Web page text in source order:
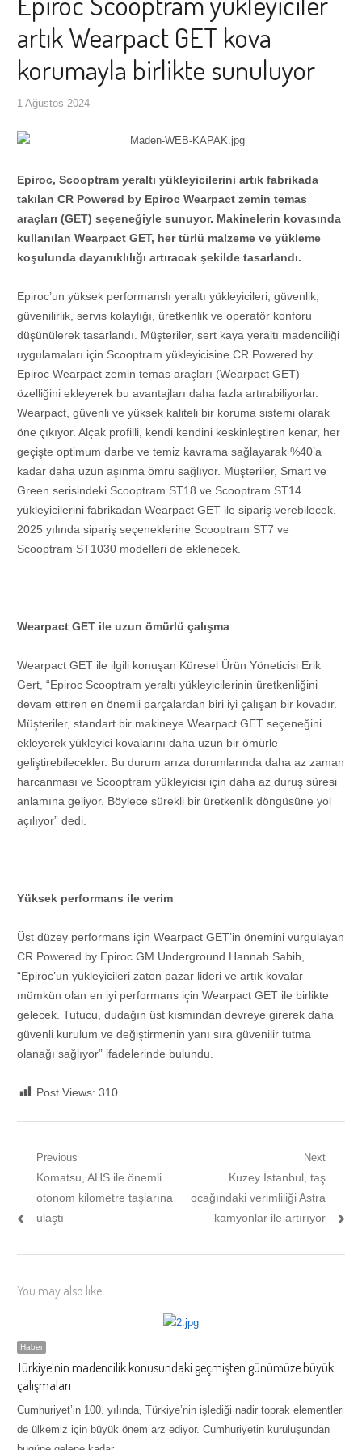
artık Wearpact GET kova
korumayla birlikte sunuluyor
1 Ağustos 2024
Epiroc, Scooptram yeraltı yükleyicilerini artık fabrikada
takılan CR Powered by Epiroc Wearpact zemin temas
araçları (GET) seçeneğiyle sunuyor. Makinelerin kovasında
kullanılan Wearpact GET, her türlü malzeme ve yükleme
koşulunda dayanıklılığı artıracak şekilde tasarlandı.
Epiroc’un yüksek performanslı yeraltı yükleyicileri, güvenlik,
güvenilirlik, servis kolaylığı, üretkenlik ve operatör konforu
düşünülerek tasarlandı. Müşteriler, sert kaya yeraltı madenciliği
uygulamaları için Scooptram yükleyicisine CR Powered by
Epiroc Wearpact zemin temas araçları (Wearpact GET)
özelliğini ekleyerek bu avantajları daha fazla artırabiliyorlar.
Wearpact, güvenli ve yüksek kaliteli bir koruma sistemi olarak
öne çıkıyor. Alçak profilli, kendi kendini keskinleştiren kenar, her
geçişte optimum darbe ve temiz kavrama sağlayarak %40’a
kadar daha uzun aşınma ömrü sağlıyor. Müşteriler, Smart ve
Green serisindeki Scooptram ST18 ve Scooptram ST14
yükleyicilerini fabrikadan Wearpact GET ile sipariş verebilecek.
2025 yılında sipariş seçeneklerine Scooptram ST7 ve
Scooptram ST1030 modelleri de eklenecek.
Wearpact GET ile uzun ömürlü çalışma
Wearpact GET ile ilgili konuşan Küresel Ürün Yöneticisi Erik
Gert, “Epiroc Scooptram yeraltı yükleyicilerinin üretkenliğini
devam ettiren en önemli parçalardan biri iyi çalışan bir kovadır.
Müşteriler, standart bir makineye Wearpact GET seçeneğini
ekleyerek yükleyici kovalarını daha uzun bir ömürle
geliştirebilecekler. Bu durum arıza durumlarında daha az zaman
harcanması ve Scooptram yükleyicisi için daha az duruş süresi
anlamına geliyor. Böylece sürekli bir üretkenlik döngüsüne yol
açılıyor” dedi.
Yüksek performans ile verim
Üst düzey performans için Wearpact GET’in önemini vurgulayan
CR Powered by Epiroc GM Underground Hannah Sabih,
“Epiroc’un yükleyicileri zaten pazar lideri ve artık kovalar
mümkün olan en iyi performans için Wearpact GET ile birlikte
gelecek. Tutucu, dudağın üst kısmından devreye girerek daha
güvenli kurulum ve değiştirmenin yanı sıra güvenilir tutma
olanağı sağlıyor” ifadelerinde bulundu.
Post Views: 310
Yazı
gezinmesi
Previous
Previous
post:
Komatsu, AHS ile önemli
otonom kilometre taşlarına
ulaştı
Next
Next
post:
Kuzey İstanbul, taş
ocağındaki verimliliği Astra
kamyonlar ile artırıyor
You may also like...
Haber
Türkiye’nin madencilik konusundaki geçmişten günümüze büyük
çalışmaları
Cumhuriyet’in 100. yılında, Türkiye’nin işlediği nadir toprak elementleri
de ülkemiz için büyük önem arz ediyor. Cumhuriyetin kuruluşundan